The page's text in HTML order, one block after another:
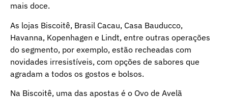
mais doce.
As lojas Biscoitê, Brasil Cacau, Casa Bauducco,
Havanna, Kopenhagen e Lindt, entre outras operações
do segmento, por exemplo, estão recheadas com
novidades irresistíveis, com opções de sabores que
agradam a todos os gostos e bolsos.
Na Biscoitê, uma das apostas é o Ovo de Avelã